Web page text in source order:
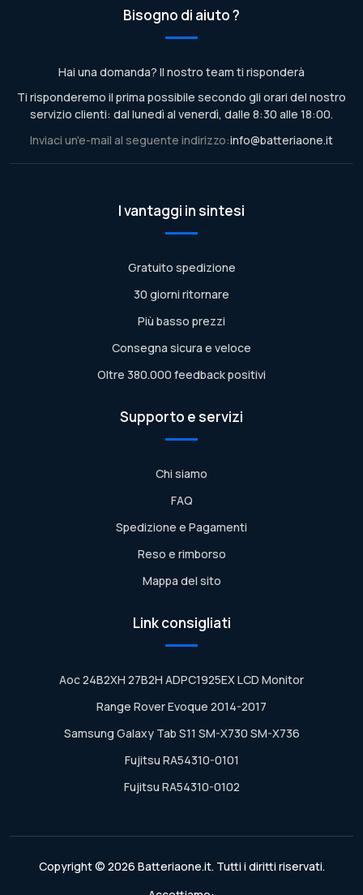
Bisogno di aiuto ?
Hai una domanda? Il nostro team ti risponderà
Ti risponderemo il prima possibile secondo gli orari del nostro
servizio clienti: dal lunedì al venerdì, dalle 8:30 alle 18:00.
Inviaci un'e-mail al seguente indirizzo:info@batteriaone.it
I vantaggi in sintesi
Gratuito spedizione
30 giorni ritornare
Più basso prezzi
Consegna sicura e veloce
Oltre 380.000 feedback positivi
Supporto e servizi
Chi siamo
FAQ
Spedizione e Pagamenti
Reso e rimborso
Mappa del sito
Link consigliati
Aoc 24B2XH 27B2H ADPC1925EX LCD Monitor
Range Rover Evoque 2014-2017
Samsung Galaxy Tab S11 SM-X730 SM-X736
Fujitsu RA54310-0101
Fujitsu RA54310-0102
Copyright © 2026 Batteriaone.it. Tutti i diritti riservati.